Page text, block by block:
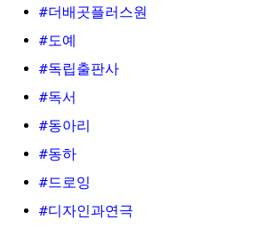
#더배곳플러스원
#도예
#독립출판사
#독서
#동아리
#동하
#드로잉
#디자인과연극